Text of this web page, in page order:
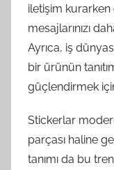
iletişim
mesajlarınızı
Ayrıca, iş
bir ürünün
güçlendirmek
Stickerlar
parçası haline
tanımı da bu